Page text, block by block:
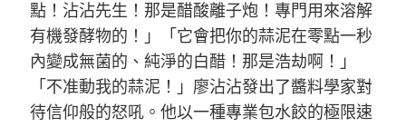
點！沾沾先生！那是醋酸離子炮！專門用來溶解
有機發酵物的！」「它會把你的蒜泥在零點一秒
內變成無菌的、純淨的白醋！那是浩劫啊！」
「不准動我的蒜泥！」廖沾沾發出了醬料學家對
待信仰般的怒吼。他以一種專業包水餃的極限速